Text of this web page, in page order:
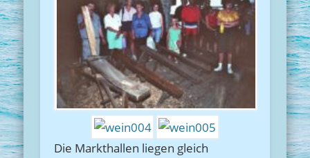
Die Markthallen liegen gleich